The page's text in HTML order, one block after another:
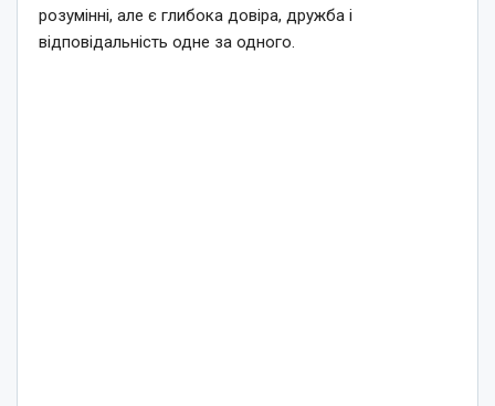
розумінні, але є глибока довіра, дружба і
відповідальність одне за одного.